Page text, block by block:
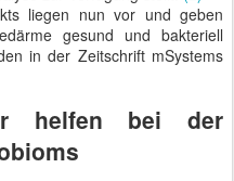
liegen nun vor und geben
gesund und bakteriell
in der Zeitschrift mSystems
helfen bei der